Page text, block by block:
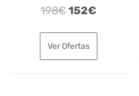
198€El
original
era:
152€El
es:
Ver Ofertas